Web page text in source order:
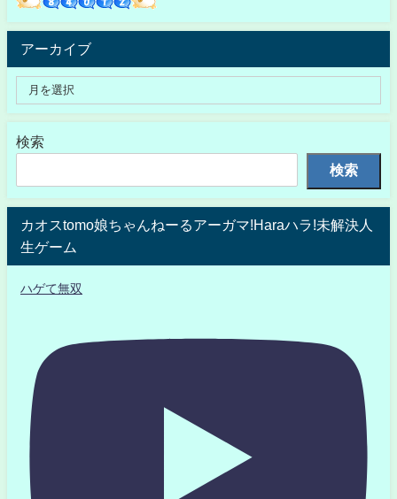
アーカイブ
検索
検索
カオスtomo娘ちゃんねーるアーガマ!Haraハラ!未解決人
生ゲーム
ハゲて無双